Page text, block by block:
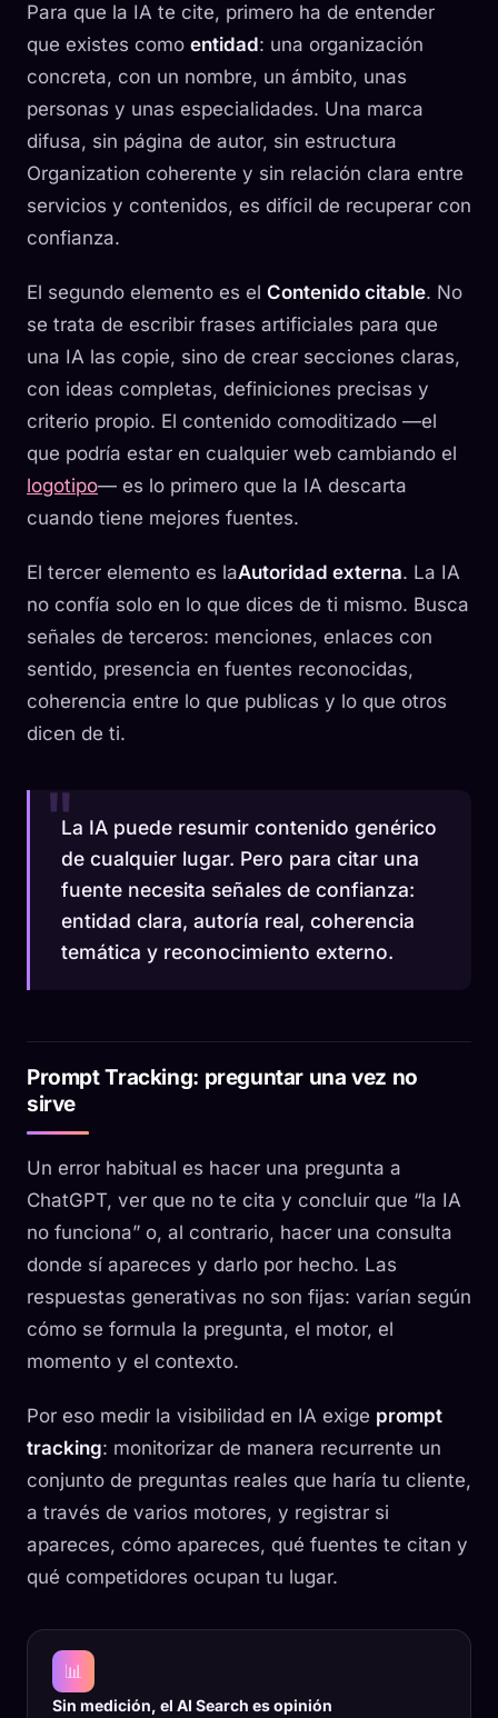
Para que la IA te cite, primero ha de entender
que existes como entidad: una organización
concreta, con un nombre, un ámbito, unas
personas y unas especialidades. Una marca
difusa, sin página de autor, sin estructura
Organization coherente y sin relación clara entre
servicios y contenidos, es difícil de recuperar con
confianza.
El segundo elemento es el Contenido citable. No
se trata de escribir frases artificiales para que
una IA las copie, sino de crear secciones claras,
con ideas completas, definiciones precisas y
criterio propio. El contenido comoditizado —el
que podría estar en cualquier web cambiando el
logotipo— es lo primero que la IA descarta
cuando tiene mejores fuentes.
El tercer elemento es laAutoridad externa. La IA
no confía solo en lo que dices de ti mismo. Busca
señales de terceros: menciones, enlaces con
sentido, presencia en fuentes reconocidas,
coherencia entre lo que publicas y lo que otros
dicen de ti.
La IA puede resumir contenido genérico
de cualquier lugar. Pero para citar una
fuente necesita señales de confianza:
entidad clara, autoría real, coherencia
temática y reconocimiento externo.
Prompt Tracking: preguntar una vez no
sirve
Un error habitual es hacer una pregunta a
ChatGPT, ver que no te cita y concluir que “la IA
no funciona” o, al contrario, hacer una consulta
donde sí apareces y darlo por hecho. Las
respuestas generativas no son fijas: varían según
cómo se formula la pregunta, el motor, el
momento y el contexto.
Por eso medir la visibilidad en IA exige prompt
tracking: monitorizar de manera recurrente un
conjunto de preguntas reales que haría tu cliente,
a través de varios motores, y registrar si
apareces, cómo apareces, qué fuentes te citan y
qué competidores ocupan tu lugar.
📊
Sin medición, el AI Search es opinión